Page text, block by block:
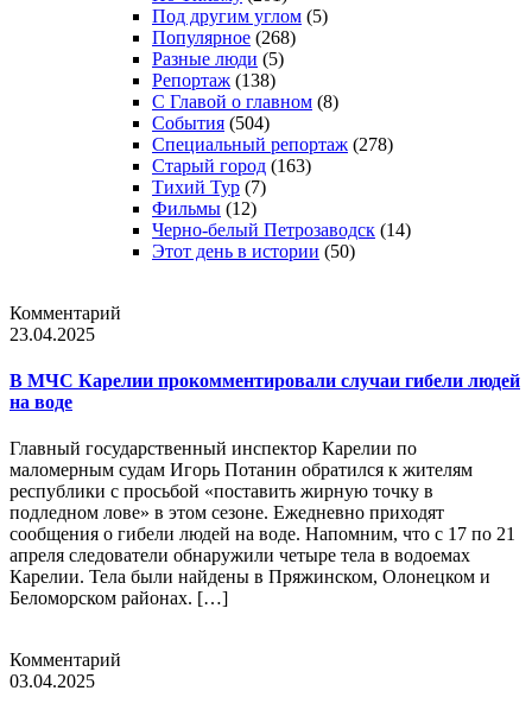
Под другим углом (5)
Популярное (268)
Разные люди (5)
Репортаж (138)
С Главой о главном (8)
События (504)
Специальный репортаж (278)
Старый город (163)
Тихий Тур (7)
Фильмы (12)
Черно-белый Петрозаводск (14)
Этот день в истории (50)
Комментарий
23.04.2025
В МЧС Карелии прокомментировали случаи гибели людей
на воде
Главный государственный инспектор Карелии по
маломерным судам Игорь Потанин обратился к жителям
республики с просьбой «поставить жирную точку в
подледном лове» в этом сезоне. Ежедневно приходят
сообщения о гибели людей на воде. Напомним, что с 17 по 21
апреля следователи обнаружили четыре тела в водоемах
Карелии. Тела были найдены в Пряжинском, Олонецком и
Беломорском районах. […]
Комментарий
03.04.2025